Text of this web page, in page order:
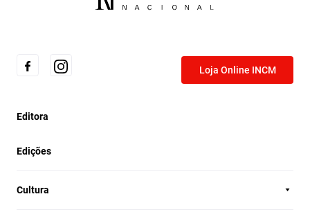
Loja Online INCM
Editora
Edições
Cultura